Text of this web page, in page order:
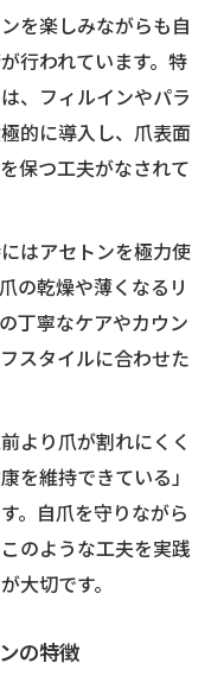
を楽しみながらも自
行われています。特
、フィルインやパラ
的に導入し、爪表面
保つ工夫がなされて
はアセトンを極力使
の乾燥や薄くなるリ
丁寧なケアやカウン
スタイルに合わせた
より爪が割れにくく
を維持できている」
。自爪を守りながら
のような工夫を実践
大切です。
の特徴